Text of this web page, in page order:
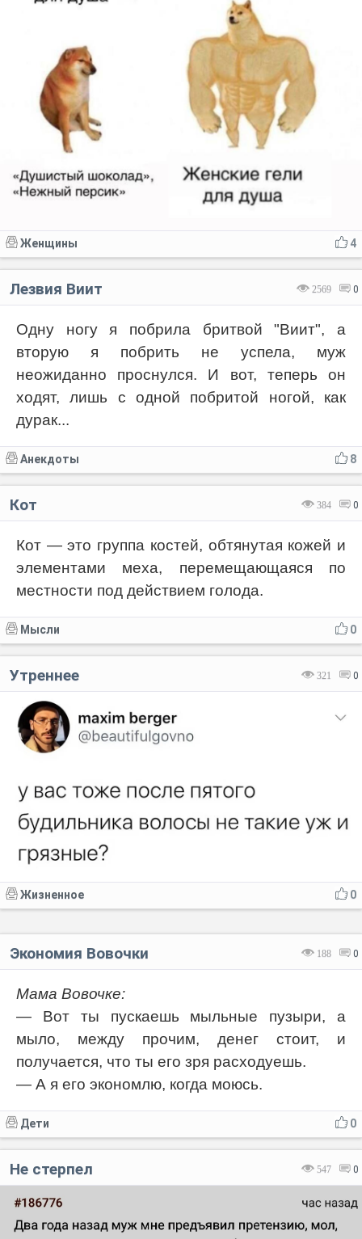
4
Женщины
2569 0
Лезвия Виит
Одну ногу я побрила бритвой "Виит", а
вторую я побрить не успела, муж
неожиданно проснулся. И вот, теперь он
ходят, лишь с одной побритой ногой, как
дурак...
8
Анекдоты
384 0
Кот
Кот — это группа костей, обтянутая кожей и
элементами меха, перемещающаяся по
местности под действием голода.
0
Мысли
321 0
Утреннее
0
Жизненное
188 0
Экономия Вовочки
Мама Вовочке:
— Вот ты пускаешь мыльные пузыри, а
мыло, между прочим, денег стоит, и
получается, что ты его зря расходуешь.
— А я его экономлю, когда моюсь.
0
Дети
547 0
Не стерпел